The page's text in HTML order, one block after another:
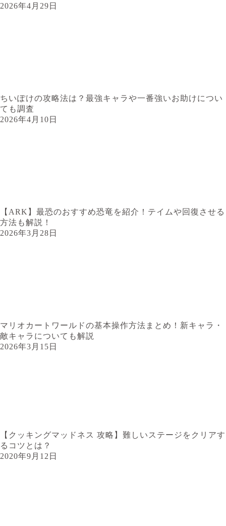
2026年4月29日
ちいぽけの攻略法は？最強キャラや一番強いお助けについ
ても調査
2026年4月10日
【ARK】最恐のおすすめ恐竜を紹介！テイムや回復させる
方法も解説！
2026年3月28日
マリオカートワールドの基本操作方法まとめ！新キャラ・
敵キャラについても解説
2026年3月15日
【クッキングマッドネス 攻略】難しいステージをクリアす
るコツとは？
2020年9月12日